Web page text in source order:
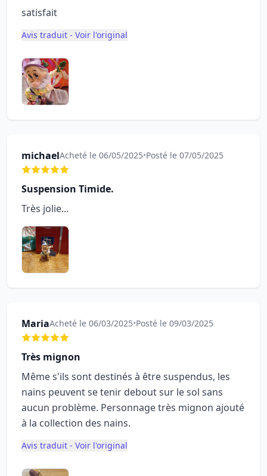
satisfait
Avis traduit - Voir l'original
michaelAcheté le 06/05/2025•Posté le 07/05/2025
Suspension Timide.
Très jolie...
MariaAcheté le 06/03/2025•Posté le 09/03/2025
Très mignon
Même s'ils sont destinés à être suspendus, les
nains peuvent se tenir debout sur le sol sans
aucun problème. Personnage très mignon ajouté
à la collection des nains.
Avis traduit - Voir l'original